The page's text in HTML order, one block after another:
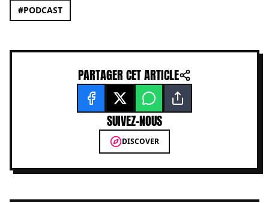
#PODCAST
PARTAGER CET ARTICLE
SUIVEZ-NOUS
DISCOVER